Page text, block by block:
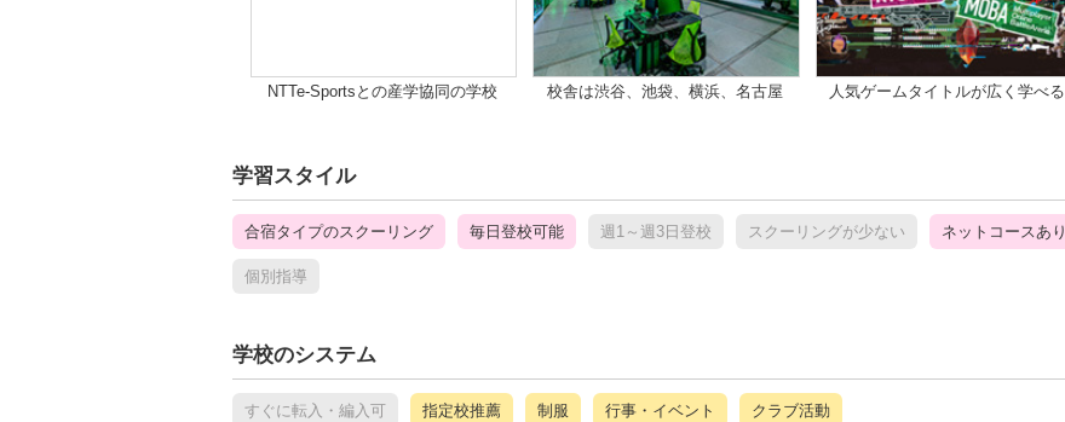
NTTe-Sportsとの産学協同の学校 校舎は渋谷、池袋、横浜、名古屋 人気ゲームタイトルが広く学べる
学習スタイル
合宿タイプのスクーリング 毎日登校可能 週1～週3日登校 スクーリングが少ない ネットコースあり
個別指導
学校のシステム
すぐに転入・編入可 指定校推薦 制服 行事・イベント クラブ活動